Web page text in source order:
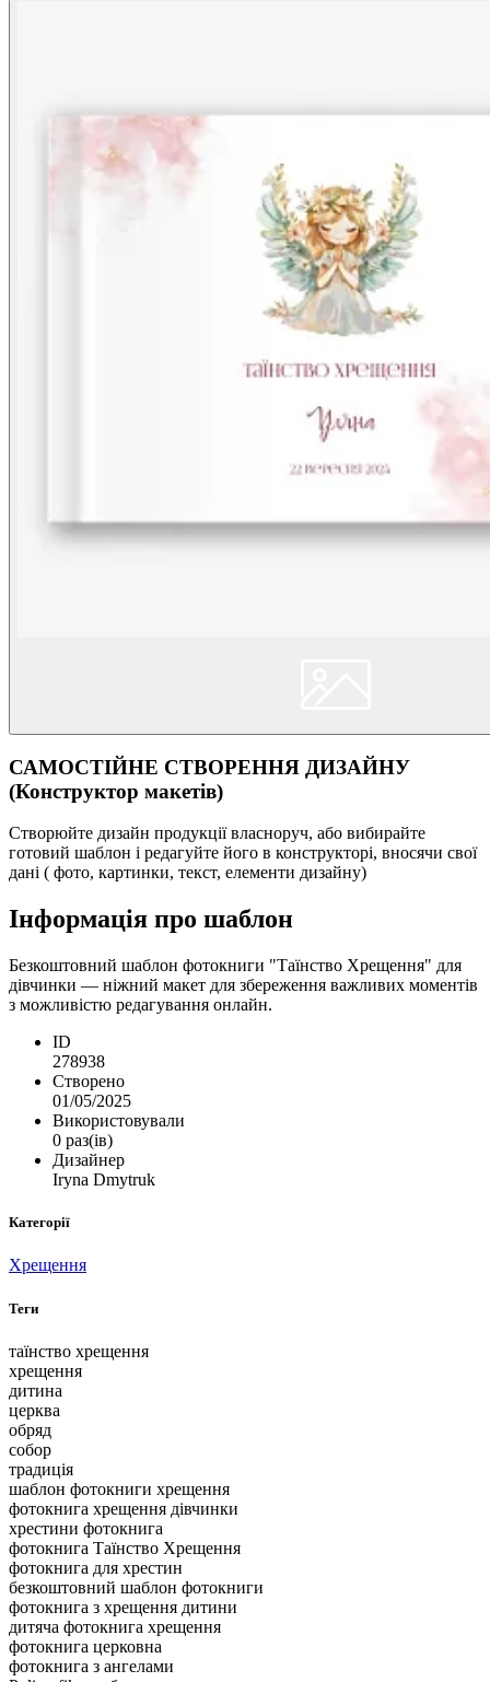
САМОСТІЙНЕ СТВОРЕННЯ ДИЗАЙНУ
(Конструктор макетів)
Створюйте дизайн продукції власноруч, або вибирайте
готовий шаблон і редагуйте його в конструкторі, вносячи свої
дані ( фото, картинки, текст, елементи дизайну)
Інформація про шаблон
Безкоштовний шаблон фотокниги "Таїнство Хрещення" для
дівчинки — ніжний макет для збереження важливих моментів
з можливістю редагування онлайн.
ID
278938
Створено
01/05/2025
Використовували
0 раз(ів)
Дизайнер
Iryna Dmytruk
Категорії
Хрещення
Теги
таїнство хрещення
хрещення
дитина
церква
обряд
собор
традиція
шаблон фотокниги хрещення
фотокнига хрещення дівчинки
хрестини фотокнига
фотокнига Таїнство Хрещення
фотокнига для хрестин
безкоштовний шаблон фотокниги
фотокнига з хрещення дитини
дитяча фотокнига хрещення
фотокнига церковна
фотокнига з ангелами